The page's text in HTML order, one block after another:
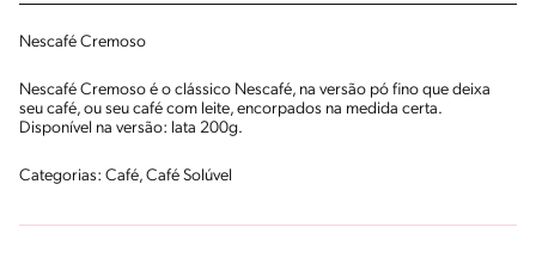
Nescafé Cremoso
Nescafé Cremoso é o clássico Nescafé, na versão pó fino que deixa
seu café, ou seu café com leite, encorpados na medida certa.
Disponível na versão: lata 200g.
Categorias: Café, Café Solúvel